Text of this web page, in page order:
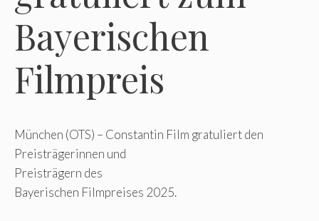
Bayerischen
Filmpreis
München (OTS) – Constantin Film gratuliert den
Preisträgerinnen und
Preisträgern des
Bayerischen Filmpreises 2025.